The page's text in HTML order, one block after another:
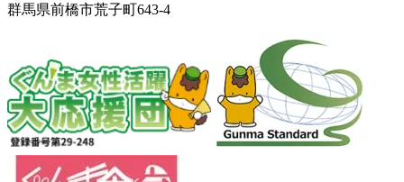
群馬県前橋市荒子町643-4